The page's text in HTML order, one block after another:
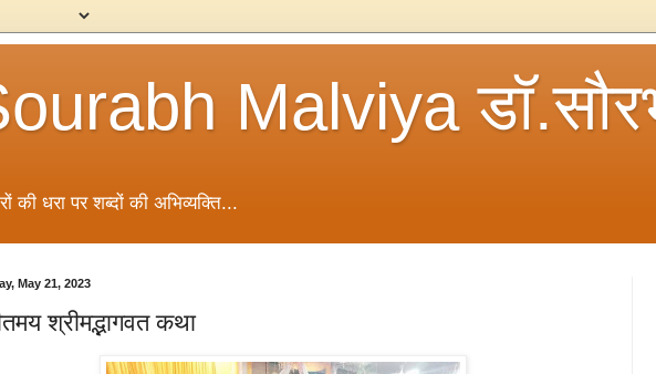
Malviya
की धरा पर शब्दों की अभिव्यक्ति...
May 21, 2023
श्रीमद्भागवत कथा